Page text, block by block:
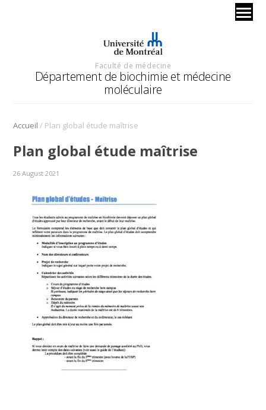
Faculté de médecine
Département de biochimie et médecine
moléculaire
Accueil / Plan global étude maîtrise
Plan global étude maîtrise
26 August 2021